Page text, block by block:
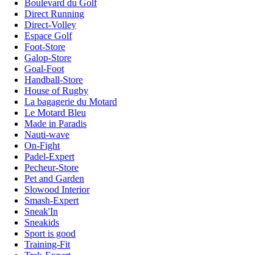
Boulevard du Golf
Direct Running
Direct-Volley
Espace Golf
Foot-Store
Galop-Store
Goal-Foot
Handball-Store
House of Rugby
La bagagerie du Motard
Le Motard Bleu
Made in Paradis
Nauti-wave
On-Fight
Padel-Expert
Pecheur-Store
Pet and Garden
Slowood Interior
Smash-Expert
Sneak'In
Sneakids
Sport is good
Training-Fit